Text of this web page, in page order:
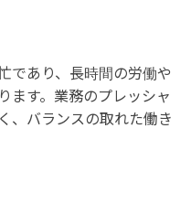
であり、長時間の労働や
ます。業務のプレッシャ
、バランスの取れた働き